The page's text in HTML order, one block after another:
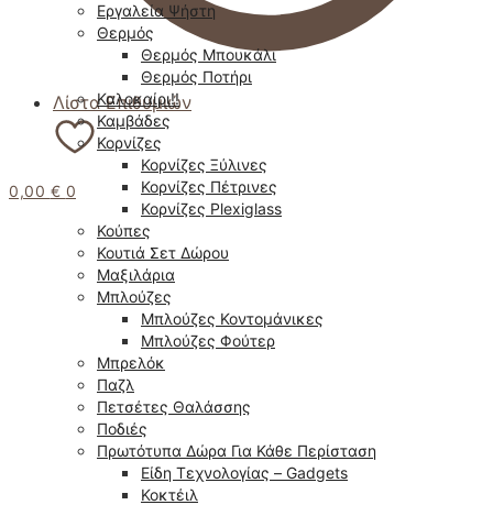
Λίστα Επιθυμιών
0,00 € 0
Εργαλεία Ψήστη
Θερμός
Θερμός Μπουκάλι
Θερμός Ποτήρι
Καλοκαίρι!!
Καμβάδες
Κορνίζες
Κορνίζες Ξύλινες
Κορνίζες Πέτρινες
Κορνίζες Plexiglass
Κούπες
Κουτιά Σετ Δώρου
Μαξιλάρια
Μπλούζες
Μπλούζες Κοντομάνικες
Μπλούζες Φούτερ
Μπρελόκ
Παζλ
Πετσέτες Θαλάσσης
Ποδιές
Πρωτότυπα Δώρα Για Κάθε Περίσταση
Είδη Τεχνολογίας – Gadgets
Κοκτέιλ